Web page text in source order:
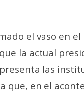
el vaso en
la actual
las
que, en el